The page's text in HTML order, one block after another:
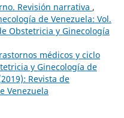
Revisión narrativa ,
de Venezuela: Vol.
Obstetricia y Ginecología
médicos y ciclo
y Ginecología de
Revista de
Venezuela